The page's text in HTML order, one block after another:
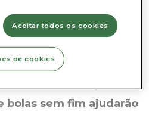
convite é ainda mais
lo a entrar numa
umcomboio a vapor
e pacíficas
imensas luzes, o
bolas sem fim ajudarão
Aceitar todos os cookies
de cookies